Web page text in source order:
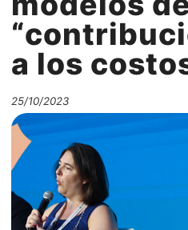
a los
25/10/2023